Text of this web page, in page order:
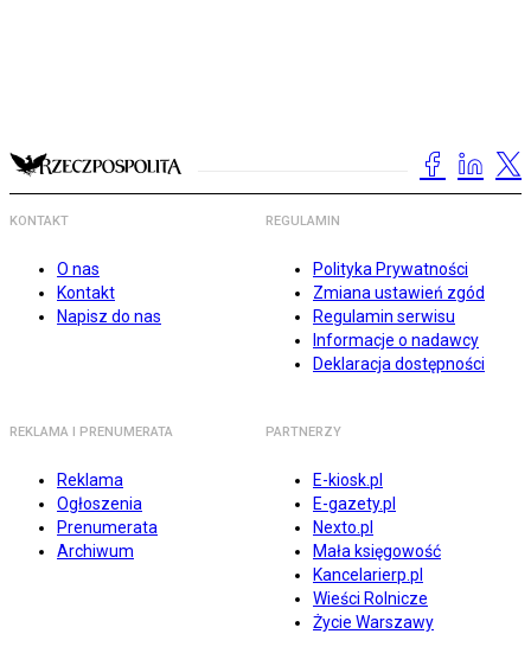
KONTAKT
O nas
Kontakt
Napisz do nas
REGULAMIN
Polityka Prywatności
Zmiana ustawień zgód
Regulamin serwisu
Informacje o nadawcy
Deklaracja dostępności
REKLAMA I PRENUMERATA
Reklama
Ogłoszenia
Prenumerata
Archiwum
PARTNERZY
E-kiosk.pl
E-gazety.pl
Nexto.pl
Mała księgowość
Kancelarierp.pl
Wieści Rolnicze
Życie Warszawy